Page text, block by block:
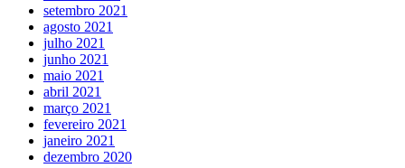
setembro 2021
agosto 2021
julho 2021
junho 2021
maio 2021
abril 2021
março 2021
fevereiro 2021
janeiro 2021
dezembro 2020